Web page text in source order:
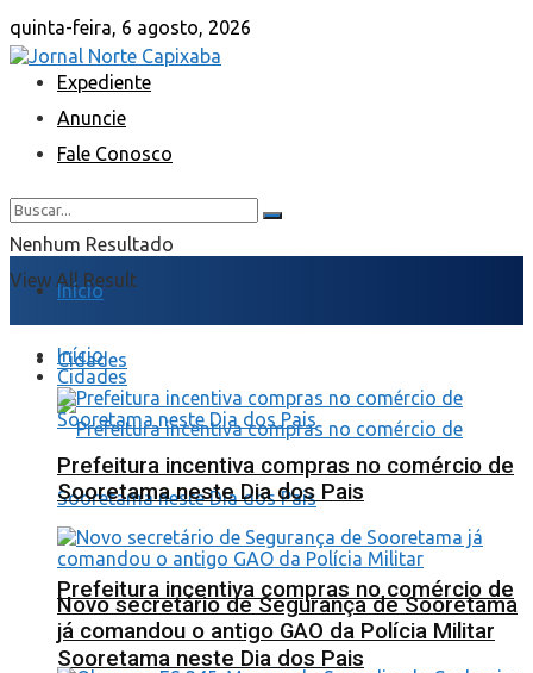
quinta-feira, 6 agosto, 2026
Expediente
Anuncie
Fale Conosco
Nenhum Resultado
View All Result
Início
Cidades
Prefeitura incentiva compras no comércio de
Sooretama neste Dia dos Pais
Início
Cidades
Prefeitura incentiva compras no comércio de
Sooretama neste Dia dos Pais
Novo secretário de Segurança de Sooretama
já comandou o antigo GAO da Polícia Militar